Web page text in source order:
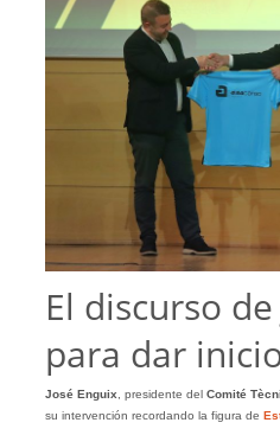
El discurso
para dar
José Enguix, presidente del Comité
su intervención recordando la figura de